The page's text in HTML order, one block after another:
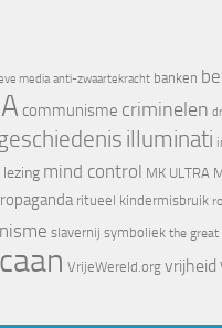
media anti-zwaartekracht banken
communisme criminelen
illuminati
lezing mind control MK ULTRA
ritueel kindermisbruik
slavernij symboliek the great
VrijeWereld.org vrijheid